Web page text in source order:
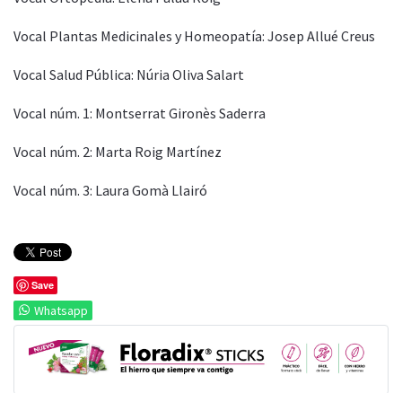
Vocal Plantas Medicinales y Homeopatía: Josep Allué Creus
Vocal Salud Pública: Núria Oliva Salart
Vocal núm. 1: Montserrat Gironès Saderra
Vocal núm. 2: Marta Roig Martínez
Vocal núm. 3: Laura Gomà Llairó
Save
Whatsapp